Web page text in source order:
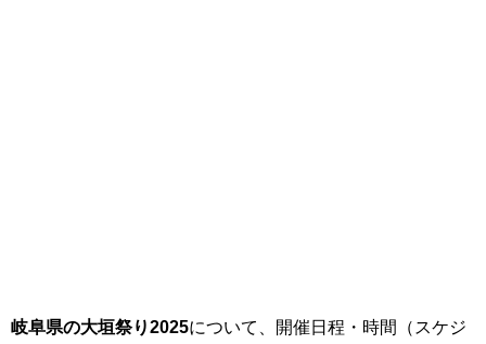
岐阜県の大垣祭り2025について、開催日程・時間（スケジ